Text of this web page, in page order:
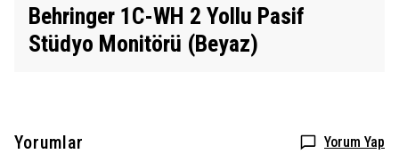
Behringer 1C-WH 2 Yollu Pasif
Stüdyo Monitörü (Beyaz)
Yorumlar Yorum Yap